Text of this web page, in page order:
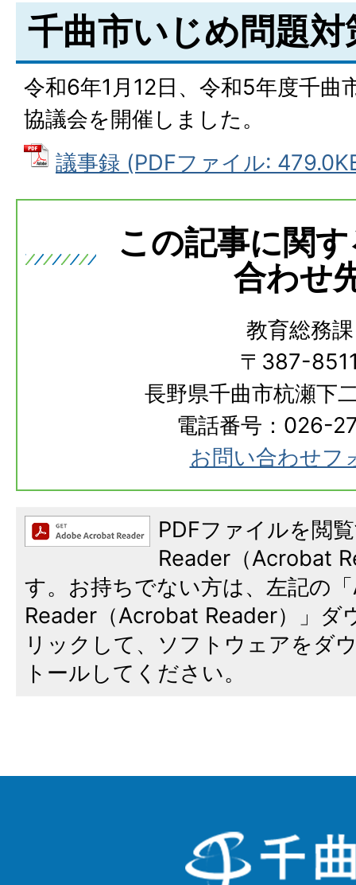
千曲市いじめ問題
令和6年1月12日、令和5年度千曲
協議会を開催しました。
議事録 (PDFファイル:
この記事に関
合わせ
教育総務課
〒387-
長野県千曲市杭瀬下
電話番号：026-
お問い合わせフ
PDFファイルを閲
Reader（Acrobat
す。お持ちでない方は、左記の
Reader（Acrobat Reader）」ダ
リックして、ソフトウェアをダ
トールしてください。
千
曲